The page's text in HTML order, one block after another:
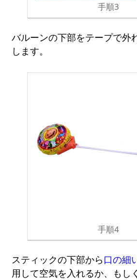
手順3
バルーンの下部をテープで外
します。
手順4
スティックの下部から 口の細
用して空気を入れるか、もし